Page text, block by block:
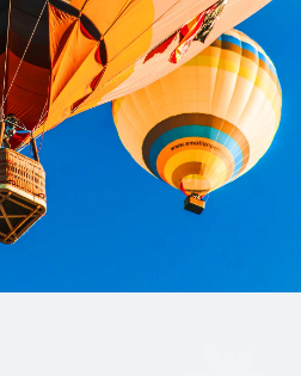
:Новости
аудиторской организации
аудита годовой
отчетности НКО «Фонд
за 2025 год
Подробнее…